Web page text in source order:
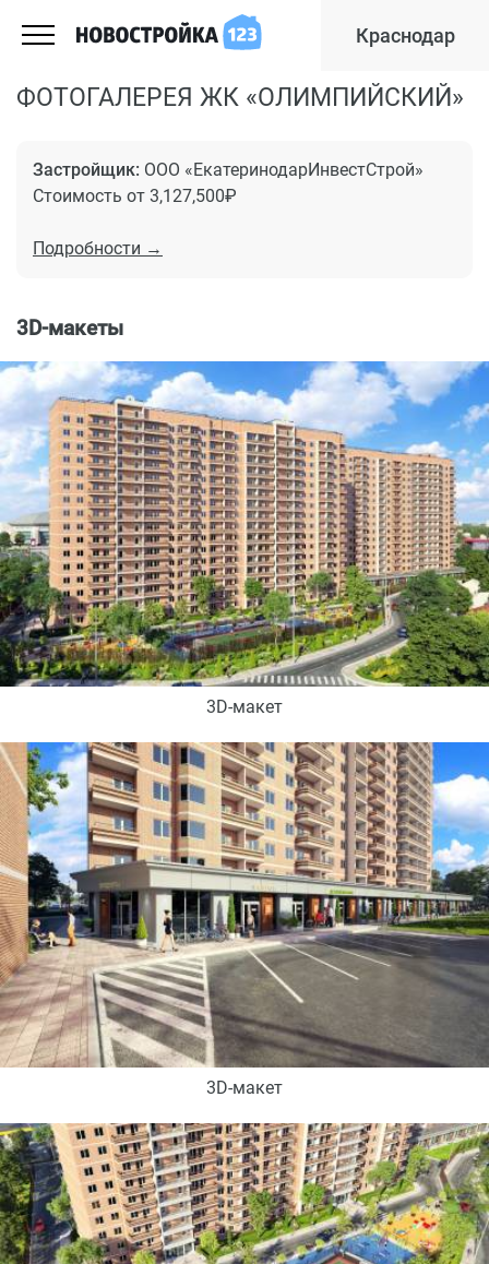
Краснодар
ФОТОГАЛЕРЕЯ ЖК «ОЛИМПИЙСКИЙ»
Застройщик: ООО «ЕкатеринодарИнвестСтрой»
Стоимость от 3,127,500₽
Подробности →
3D-макеты
3D-макет
3D-макет